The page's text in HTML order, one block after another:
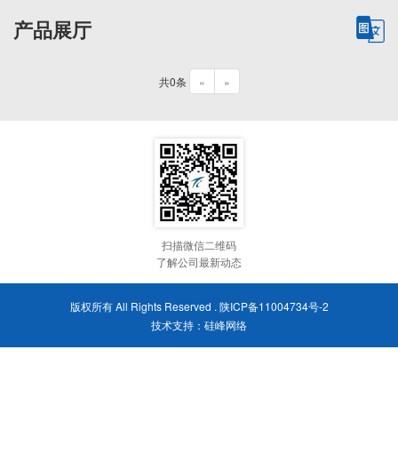
产品展厅
共0条 « »
扫描微信二维码
了解公司最新动态
版权所有 All Rights Reserved . 陕ICP备11004734号-2
技术支持： 硅峰网络